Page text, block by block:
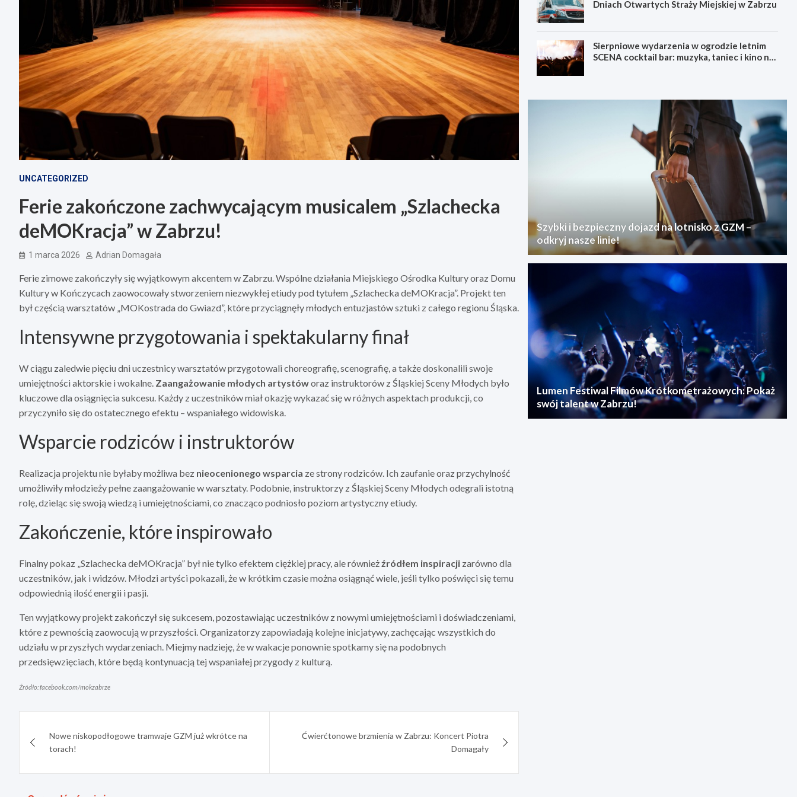
UNCATEGORIZED
Ferie zakończone zachwycającym musicalem „Szlachecka
deMOKracja” w Zabrzu!
1 marca 2026 Adrian Domagała
Ferie zimowe zakończyły się wyjątkowym akcentem w Zabrzu. Wspólne działania Miejskiego Ośrodka Kultury oraz Domu
Kultury w Kończycach zaowocowały stworzeniem niezwykłej etiudy pod tytułem „Szlachecka deMOKracja”. Projekt ten
był częścią warsztatów „MOKostrada do Gwiazd”, które przyciągnęły młodych entuzjastów sztuki z całego regionu Śląska.
Intensywne przygotowania i spektakularny finał
W ciągu zaledwie pięciu dni uczestnicy warsztatów przygotowali choreografię, scenografię, a także doskonalili swoje
umiejętności aktorskie i wokalne. Zaangażowanie młodych artystóworaz instruktorów z Śląskiej Sceny Młodych było
kluczowe dla osiągnięcia sukcesu. Każdy z uczestników miał okazję wykazać się w różnych aspektach produkcji, co
przyczyniło się do ostatecznego efektu – wspaniałego widowiska.
Wsparcie rodziców i instruktorów
Realizacja projektu nie byłaby możliwa bez nieocenionego wsparcia ze strony rodziców. Ich zaufanie oraz przychylność
umożliwiły młodzieży pełne zaangażowanie w warsztaty. Podobnie, instruktorzy z Śląskiej Sceny Młodych odegrali istotną
rolę, dzieląc się swoją wiedzą i umiejętnościami, co znacząco podniosło poziom artystyczny etiudy.
Zakończenie, które inspirowało
Finalny pokaz „Szlachecka deMOKracja” był nie tylko efektem ciężkiej pracy, ale równieżźródłem inspiracji zarówno dla
uczestników, jak i widzów. Młodzi artyści pokazali, że w krótkim czasie można osiągnąć wiele, jeśli tylko poświęci się temu
odpowiednią ilość energii i pasji.
Ten wyjątkowy projekt zakończył się sukcesem, pozostawiając uczestników z nowymi umiejętnościami i doświadczeniami,
które z pewnością zaowocują w przyszłości. Organizatorzy zapowiadają kolejne inicjatywy, zachęcając wszystkich do
udziału w przyszłych wydarzeniach. Miejmy nadzieję, że w wakacje ponownie spotkamy się na podobnych
przedsięwzięciach, które będą kontynuacją tej wspaniałej przygody z kulturą.
Źródło: facebook.com/mokzabrze
wpisuNowe niskopodłogowe tramwaje GZM już wkrótce na
torach!
Ćwierćtonowe brzmienia w Zabrzu: Koncert Piotra
Domagały
Dniach Otwartych Straży Miejskiej w Zabrzu
Sierpniowe wydarzenia w ogrodzie letnim
SCENA cocktail bar: muzyka, taniec i kino na
Szybki i bezpieczny dojazd na lotnisko z GZM –
odkryj nasze linie!
Lumen Festiwal Filmów Krótkometrażowych: Pokaż
swój talent w Zabrzu!